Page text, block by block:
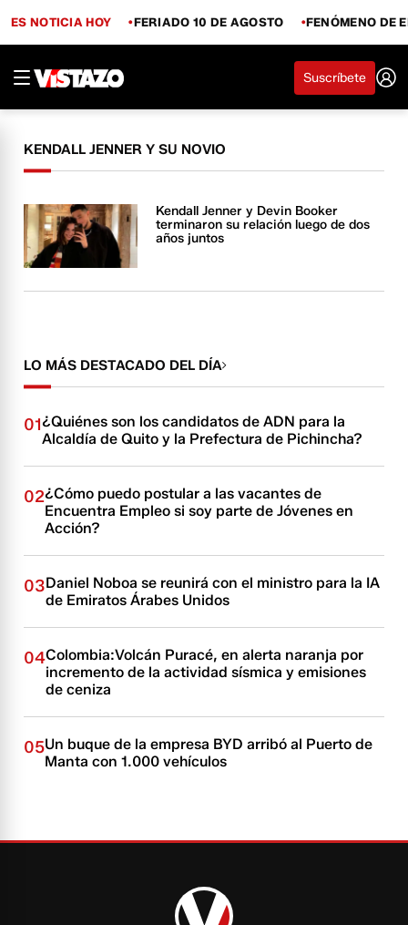
ES NOTICIA HOY FERIADO 10 DE AGOSTO FENÓMENO DE
Suscríbete
KENDALL JENNER Y SU NOVIO
Kendall Jenner y Devin Booker
terminaron su relación luego de dos
años juntos
LO MÁS DESTACADO DEL DÍA
01¿Quiénes son los candidatos de ADN para la
Alcaldía de Quito y la Prefectura de Pichincha?
02¿Cómo puedo postular a las vacantes de
Encuentra Empleo si soy parte de Jóvenes en
Acción?
03Daniel Noboa se reunirá con el ministro para la IA
de Emiratos Árabes Unidos
04Colombia:Volcán Puracé, en alerta naranja por
incremento de la actividad sísmica y emisiones
de ceniza
05Un buque de la empresa BYD arribó al Puerto de
Manta con 1.000 vehículos